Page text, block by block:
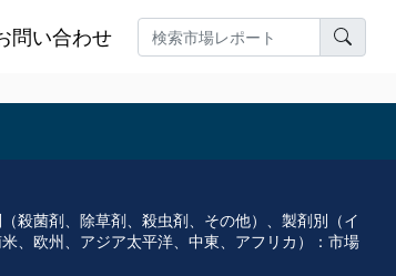
問い合わせ
殺菌剤、除草剤、殺虫剤、その他）、製剤別（イ
、欧州、アジア太平洋、中東、アフリカ）：市場